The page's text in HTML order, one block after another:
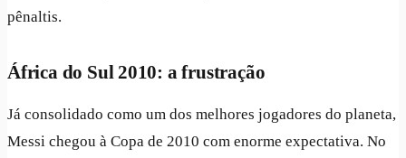
pênaltis.
África do Sul 2010: a frustração
Já consolidado como um dos melhores jogadores do planeta,
Messi chegou à Copa de 2010 com enorme expectativa. No